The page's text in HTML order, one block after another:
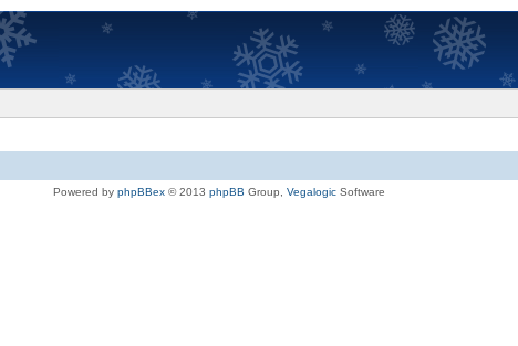
Powered by phpBBex © 2013 phpBB Group, Vegalogic Software